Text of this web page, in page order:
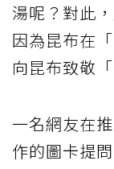
湯呢？對此
因為昆布在
向昆布致敬
一名網友在
作的圖卡提